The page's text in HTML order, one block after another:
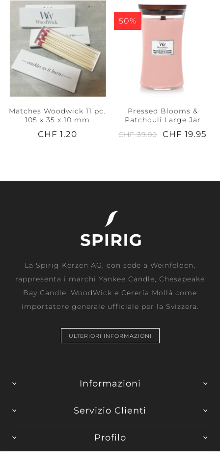
Matches Woodwick 11 pc.
105 x 35 x 10 mm
CHF 1.20
50%
Pressed Blooms &
Patchouli Large Jar
CHF 39.90
CHF 19.95
La Spirig Kerzen AG, con sede a Weinfelden,
rappresenta i marchi Yankee Candle, Chesapeake
Bay Candle, WoodWick e Cerería Mollá come
importatore generale ufficiale per la Svizzera.
ULTERIORI INFORMAZIONI
Informazioni
Servizio Clienti
Profilo